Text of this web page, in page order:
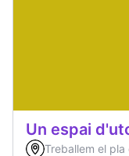
Un espai
Treballem el